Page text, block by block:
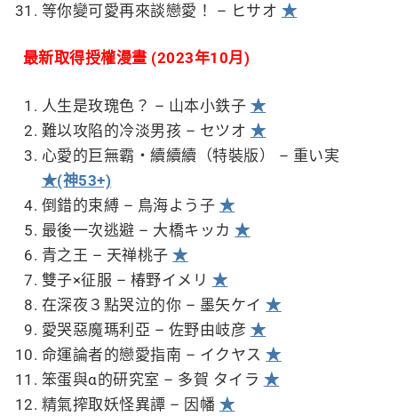
等你變可愛再來談戀愛！ – ヒサオ ★
最新取得授權漫畫 (2023年10月)
人生是玫瑰色？ – 山本小鉄子 ★
難以攻陷的冷淡男孩 – セツオ ★
心愛的巨無霸‧續續續（特裝版） – 重い実
★(神53+)
倒錯的束縛 – 鳥海よう子 ★
最後一次逃避 – 大橋キッカ★
青之王 – 天禅桃子★
雙子×征服 – 椿野イメリ ★
在深夜３點哭泣的你 – 墨矢ケイ★
愛哭惡魔瑪利亞 – 佐野由岐彦 ★
命運論者的戀愛指南 – イクヤス★
笨蛋與α的研究室 – 多賀 タイラ ★
精氣搾取妖怪異譚 – 因幡 ★